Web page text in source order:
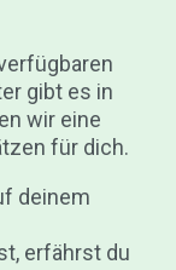
gibt es in
wir eine
für dich.
deinem
erfährst du